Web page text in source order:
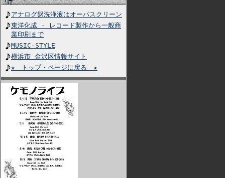
アナログ盤洗浄液はオーパスクリーン
東洋化成 - レコード製作から一般商
業印刷まで
MUSIC-STYLE
横浜市 金沢区情報サイト
★ トップ・ページに戻る ★